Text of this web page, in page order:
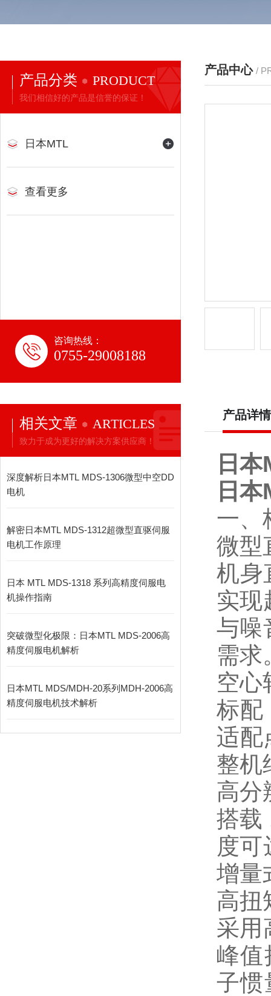
产品分类 PRODUCT
我们相信好的产品是信誉的保证！
日本MTL
查看更多
咨询热线：
0755-29008188
相关文章 ARTICLES
致力于成为更好的解决方案供应商！
深度解析日本MTL MDS-1306微型中空DD
电机
解密日本MTL MDS-1312超微型直驱伺服
电机工作原理
日本 MTL MDS-1318 系列高精度伺服电
机操作指南
突破微型化极限：日本MTL MDS-2006高
精度伺服电机解析
日本MTL MDS/MDH-20系列MDH-2006高
精度伺服电机技术解析
产品中心 /
产品详情
日
日
一、
微型
机身
实现
与噪
需求
空心
标配
适配
整机
高分
搭载
度
增量
高扭
采用
峰值
子惯